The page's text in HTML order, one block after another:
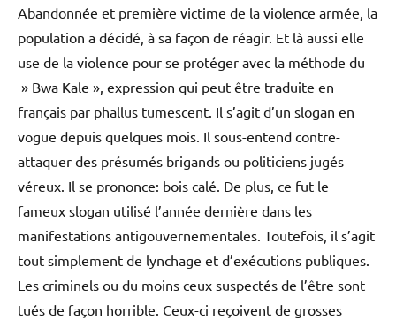
Abandonnée et première victime de la violence armée, la
population a décidé, à sa façon de réagir. Et là aussi elle
use de la violence pour se protéger avec la méthode du
» Bwa Kale », expression qui peut être traduite en
français par phallus tumescent. Il s’agit d’un slogan en
vogue depuis quelques mois. Il sous-entend contre-
attaquer des présumés brigands ou politiciens jugés
véreux. Il se prononce: bois calé. De plus, ce fut le
fameux slogan utilisé l’année dernière dans les
manifestations antigouvernementales. Toutefois, il s’agit
tout simplement de lynchage et d’exécutions publiques.
Les criminels ou du moins ceux suspectés de l’être sont
tués de façon horrible. Ceux-ci reçoivent de grosses